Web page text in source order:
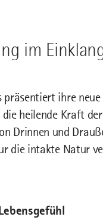
im
ihre
heilende Kraft
Drinnen und
die intakte Natur